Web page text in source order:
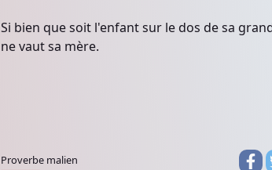
Si bien que soit l'enfant sur le dos de sa
ne vaut sa mère.
Proverbe malien